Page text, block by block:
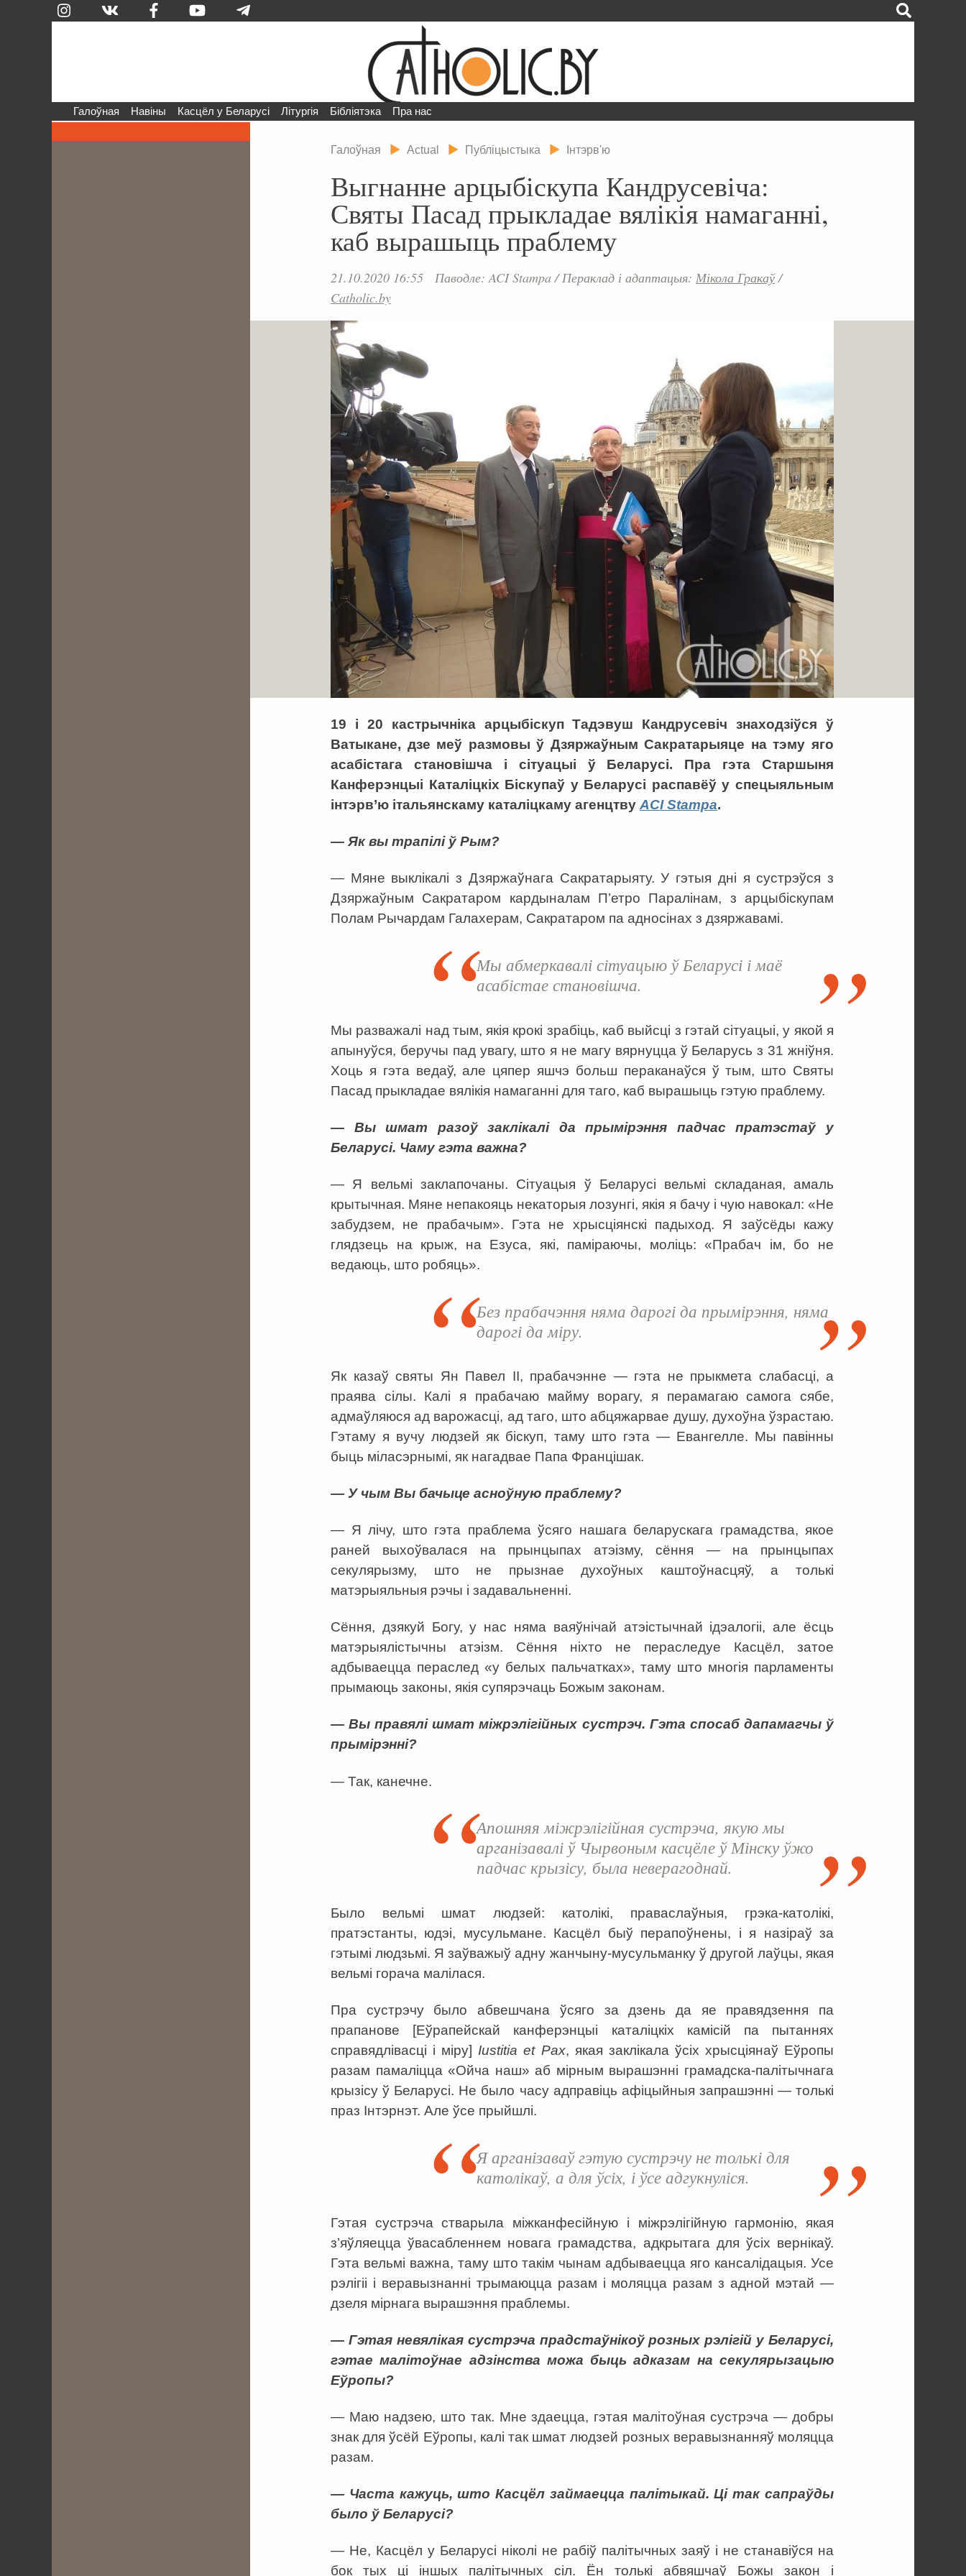
Галоўная Навіны Касцёл у Беларусі Літургія Бібліятэка Пра нас
Галоўная Actual Публіцыстыка Інтэрв'ю
Выгнанне арцыбіскупа Кандрусевіча:
Святы Пасад прыкладае вялікія намаганні,
каб вырашыць праблему
21.10.2020 16:55 Паводле: ACI Stampa/Пераклад і адаптацыя: Мікола Гракаў/
Catholic.by
19 і 20 кастрычніка арцыбіскуп Тадэвуш Кандрусевіч знаходзіўся ў
Ватыкане, дзе меў размовы ў Дзяржаўным Сакратарыяце на тэму яго
асабістага становішча і сітуацыі ў Беларусі. Пра гэта Старшыня
Канферэнцыі Каталіцкіх Біскупаў у Беларусі распавёў у спецыяльным
інтэрв’ю італьянскаму каталіцкаму агенцтву ACI Stampa.
— Як вы трапілі ў Рым?
— Мяне выклікалі з Дзяржаўнага Сакратарыяту. У гэтыя дні я сустрэўся з
Дзяржаўным Сакратаром кардыналам П’етро Паралінам, з арцыбіскупам
Полам Рычардам Галахерам, Сакратаром па адносінах з дзяржавамі.
Мы абмеркавалі сітуацыю ў Беларусі і маё
асабістае становішча.
Мы разважалі над тым, якія крокі зрабіць, каб выйсці з гэтай сітуацыі, у якой я
апынуўся, беручы пад увагу, што я не магу вярнуцца ў Беларусь з 31 жніўня.
Хоць я гэта ведаў, але цяпер яшчэ больш пераканаўся ў тым, што Святы
Пасад прыкладае вялікія намаганні для таго, каб вырашыць гэтую праблему.
— Вы шмат разоў заклікалі да прымірэння падчас пратэстаў у
Беларусі. Чаму гэта важна?
— Я вельмі заклапочаны. Сітуацыя ў Беларусі вельмі складаная, амаль
крытычная. Мяне непакояць некаторыя лозунгі, якія я бачу і чую навокал: «Не
забудзем, не прабачым». Гэта не хрысціянскі падыход. Я заўсёды кажу
глядзець на крыж, на Езуса, які, паміраючы, моліць: «Прабач ім, бо не
ведаюць, што робяць».
Без прабачэння няма дарогі да прымірэння, няма
дарогі да міру.
Як казаў святы Ян Павел ІІ, прабачэнне — гэта не прыкмета слабасці, а
праява сілы. Калі я прабачаю майму ворагу, я перамагаю самога сябе,
адмаўляюся ад варожасці, ад таго, што абцяжарвае душу, духоўна ўзрастаю.
Гэтаму я вучу людзей як біскуп, таму што гэта — Евангелле. Мы павінны
быць міласэрнымі, як нагадвае Папа Францішак.
— У чым Вы бачыце асноўную праблему?
— Я лічу, што гэта праблема ўсяго нашага беларускага грамадства, якое
раней выхоўвалася на прынцыпах атэізму, сёння — на прынцыпах
секулярызму, што не прызнае духоўных каштоўнасцяў, а толькі
матэрыяльныя рэчы і задавальненні.
Сёння, дзякуй Богу, у нас няма ваяўнічай атэістычнай ідэалогіі, але ёсць
матэрыялістычны атэізм. Сёння ніхто не пераследуе Касцёл, затое
адбываецца пераслед «у белых пальчатках», таму што многія парламенты
прымаюць законы, якія супярэчаць Божым законам.
— Вы правялі шмат міжрэлігійных сустрэч. Гэта спосаб дапамагчы ў
прымірэнні?
— Так, канечне.
Апошняя міжрэлігійная сустрэча, якую мы
арганізавалі ў Чырвоным касцёле ў Мінску ўжо
падчас крызісу, была неверагоднай.
Было вельмі шмат людзей: католікі, праваслаўныя, грэка-католікі,
пратэстанты, юдэі, мусульмане. Касцёл быў перапоўнены, і я назіраў за
гэтымі людзьмі. Я заўважыў адну жанчыну-мусульманку ў другой лаўцы, якая
вельмі горача малілася.
Пра сустрэчу было абвешчана ўсяго за дзень да яе правядзення па
прапанове [Еўрапейскай канферэнцыі каталіцкіх камісій па пытаннях
справядлівасці і міру] Iustitia et Pax, якая заклікала ўсіх хрысціянаў Еўропы
разам памаліцца «Ойча наш» аб мірным вырашэнні грамадска-палітычнага
крызісу ў Беларусі. Не было часу адправіць афіцыйныя запрашэнні — толькі
праз Інтэрнэт. Але ўсе прыйшлі.
Я арганізаваў гэтую сустрэчу не толькі для
католікаў, а для ўсіх, і ўсе адгукнуліся.
Гэтая сустрэча стварыла міжканфесійную і міжрэлігійную гармонію, якая
з’яўляецца ўвасабленнем новага грамадства, адкрытага для ўсіх вернікаў.
Гэта вельмі важна, таму што такім чынам адбываецца яго кансалідацыя. Усе
рэлігіі і веравызнанні трымаюцца разам і моляцца разам з адной мэтай —
дзеля мірнага вырашэння праблемы.
— Гэтая невялікая сустрэча прадстаўнікоў розных рэлігій у Беларусі,
гэтае малітоўнае адзінства можа быць адказам на секулярызацыю
Еўропы?
— Маю надзею, што так. Мне здаецца, гэтая малітоўная сустрэча — добры
знак для ўсёй Еўропы, калі так шмат людзей розных веравызнанняў моляцца
разам.
— Часта кажуць, што Касцёл займаецца палітыкай. Ці так сапраўды
было ў Беларусі?
— Не, Касцёл у Беларусі ніколі не рабіў палітычных заяў і не станавіўся на
бок тых ці іншых палітычных сіл. Ён толькі абвяшчаў Божы закон і